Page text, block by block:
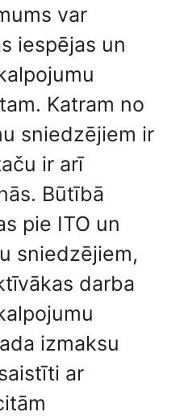
var
iespējas un
Katram no
sniedzējiem ir
ir arī
Būtībā
pie ITO un
sniedzējiem,
darba
izmaksu
ar